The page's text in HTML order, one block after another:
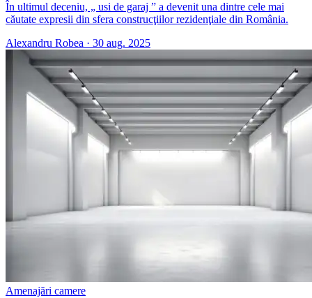
În ultimul deceniu, „ usi de garaj ” a devenit una dintre cele mai
căutate expresii din sfera construcţiilor rezidenţiale din România.
Alexandru Robea · 30 aug. 2025
Amenajări camere